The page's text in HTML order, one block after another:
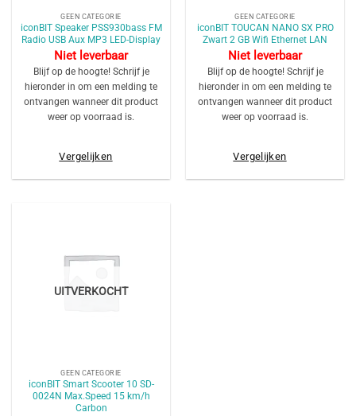
GEEN CATEGORIE
iconBIT Speaker PSS930bass FM
Radio USB Aux MP3 LED-Display
Niet leverbaar
Blijf op de hoogte! Schrijf je
hieronder in om een melding te
ontvangen wanneer dit product
weer op voorraad is.
Vergelijken
GEEN CATEGORIE
iconBIT TOUCAN NANO SX PRO
Zwart 2 GB Wifi Ethernet LAN
Niet leverbaar
Blijf op de hoogte! Schrijf je
hieronder in om een melding te
ontvangen wanneer dit product
weer op voorraad is.
Vergelijken
UITVERKOCHT
GEEN CATEGORIE
iconBIT Smart Scooter 10 SD-
0024N Max.Speed 15 km/h
Carbon